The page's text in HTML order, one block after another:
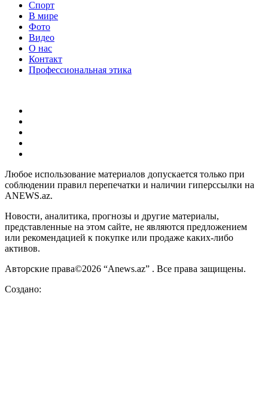
Спорт
В мире
Фото
Видео
О нас
Контакт
Профессиональная этика
Любое использование материалов допускается только при
соблюдении правил перепечатки и наличии гиперссылки на
ANEWS.az.
Новости, аналитика, прогнозы и другие материалы,
представленные на этом сайте, не являются предложением
или рекомендацией к покупке или продаже каких-либо
активов.
Авторские права©2026 “Anews.az” . Все права защищены.
Создано: